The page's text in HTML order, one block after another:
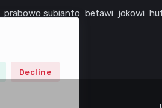
Decline
prabowo subianto betawi jokowi